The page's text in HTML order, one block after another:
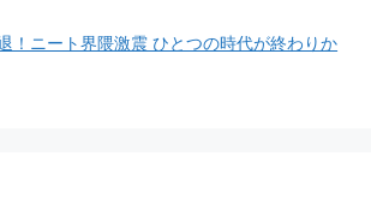
！ニート界隈激震 ひとつの時代が終わりか